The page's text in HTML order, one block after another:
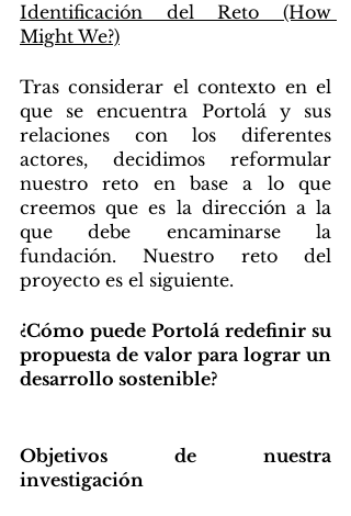
Identificación del Reto (How
Might We?)
Tras considerar el contexto en el
que se encuentra Portolá y sus
relaciones con los diferentes
actores, decidimos reformular
nuestro reto en base a lo que
creemos que es la dirección a la
que debe encaminarse la
fundación. Nuestro reto del
proyecto es el siguiente.
¿Cómo puede Portolá redefinir su
propuesta de valor para lograr un
desarrollo sostenible?
Objetivos de nuestra
investigación